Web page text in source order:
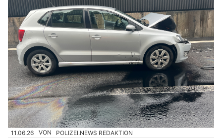
11.06.26 VON POLIZEI.NEWS REDAKTION